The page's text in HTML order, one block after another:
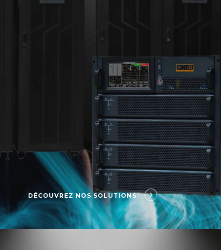
DÉCOUVREZ NOS SOLUTIONS